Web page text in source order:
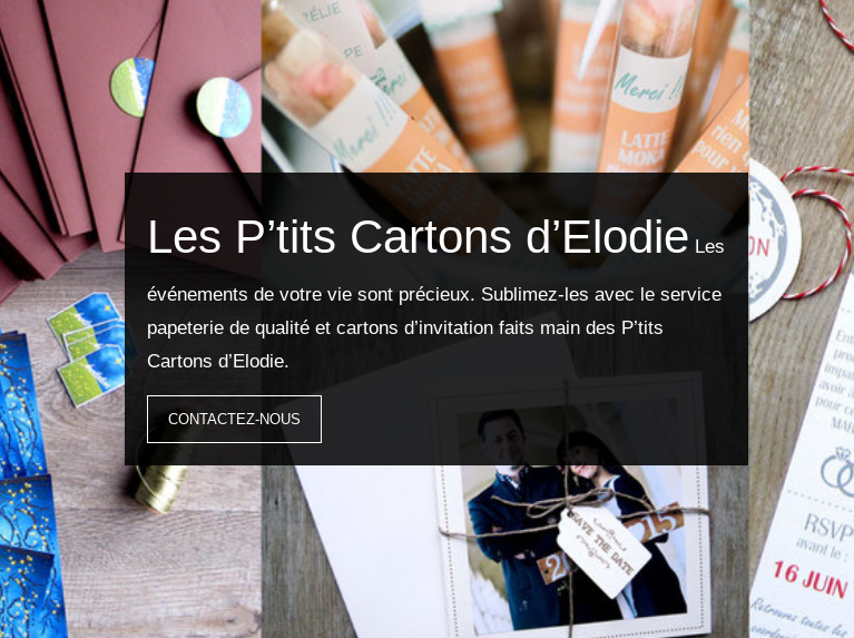
Les P’tits Cartons d’Elodie Les
événements de votre vie sont précieux. Sublimez-les avec le service
papeterie de qualité et cartons d’invitation faits main des P’tits
Cartons d’Elodie.
CONTACTEZ-NOUS